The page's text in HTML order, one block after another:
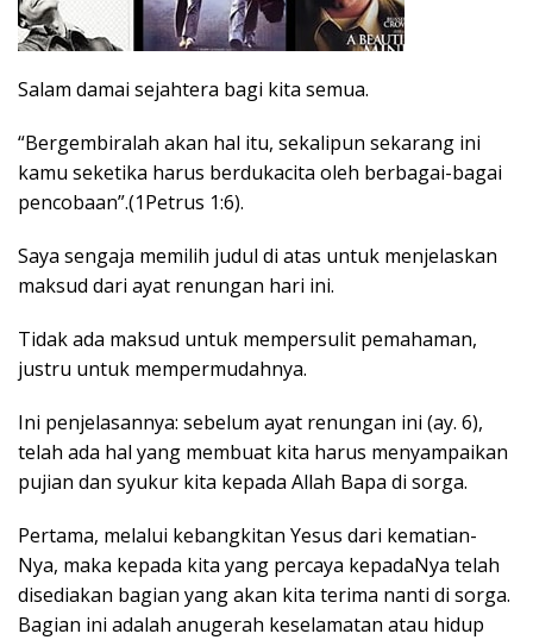
Salam damai sejahtera bagi kita semua.
“Bergembiralah akan hal itu, sekalipun sekarang ini
kamu seketika harus berdukacita oleh berbagai-bagai
pencobaan”.(1Petrus 1:6).
Saya sengaja memilih judul di atas untuk menjelaskan
maksud dari ayat renungan hari ini.
Tidak ada maksud untuk mempersulit pemahaman,
justru untuk mempermudahnya.
Ini penjelasannya: sebelum ayat renungan ini (ay. 6),
telah ada hal yang membuat kita harus menyampaikan
pujian dan syukur kita kepada Allah Bapa di sorga.
Pertama, melalui kebangkitan Yesus dari kematian-
Nya, maka kepada kita yang percaya kepadaNya telah
disediakan bagian yang akan kita terima nanti di sorga.
Bagian ini adalah anugerah keselamatan atau hidup